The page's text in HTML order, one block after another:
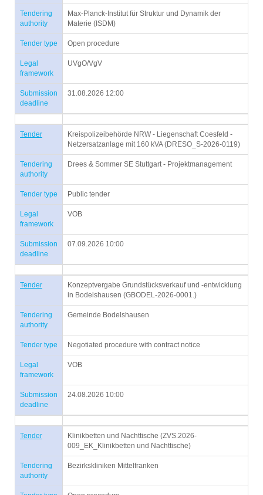
Tendering
authority
Max-Planck-Institut für Struktur und Dynamik der
Materie (ISDM)
Tender type Open procedure
Legal
framework
UVgO/VgV
Submission
deadline
31.08.2026 12:00
Tender
Kreispolizeibehörde NRW - Liegenschaft Coesfeld -
Netzersatzanlage mit 160 kVA (DRESO_S-2026-0119)
Tendering
authority
Drees & Sommer SE Stuttgart - Projektmanagement
Tender type Public tender
Legal
framework
VOB
Submission
deadline
07.09.2026 10:00
Tender
Konzeptvergabe Grundstücksverkauf und -entwicklung
in Bodelshausen (GBODEL-2026-0001.)
Tendering
authority
Gemeinde Bodelshausen
Tender type Negotiated procedure with contract notice
Legal
framework
VOB
Submission
deadline
24.08.2026 10:00
Tender
Klinikbetten und Nachttische (ZVS.2026-
009_EK_Klinikbetten und Nachttische)
Tendering
authority
Bezirkskliniken Mittelfranken